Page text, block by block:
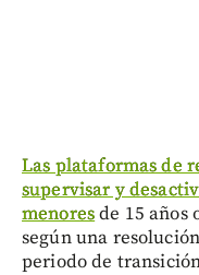
Las plataformas de
supervisar y
menoresde 15 años
según una
periodo de